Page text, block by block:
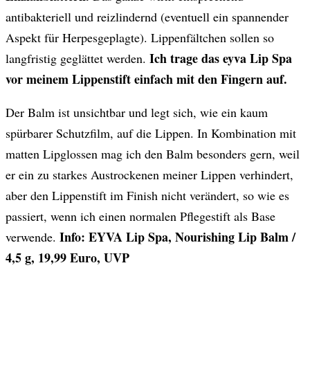
antibakteriell und reizlindernd (eventuell ein spannender
Aspekt für Herpesgeplagte). Lippenfältchen sollen so
langfristig geglättet werden. Ich trage das eyva Lip Spa
vor meinem Lippenstift einfach mit den Fingern auf.
Der Balm ist unsichtbar und legt sich, wie ein kaum
spürbarer Schutzfilm, auf die Lippen. In Kombination mit
matten Lipglossen mag ich den Balm besonders gern, weil
er ein zu starkes Austrockenen meiner Lippen verhindert,
aber den Lippenstift im Finish nicht verändert, so wie es
passiert, wenn ich einen normalen Pflegestift als Base
verwende. Info: EYVA Lip Spa, Nourishing Lip Balm /
4,5 g, 19,99 Euro, UVP